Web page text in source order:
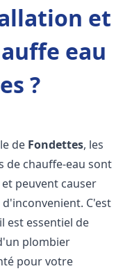
et
eau
?
de Fondettes, les
de chauffe-eau sont
peuvent causer
C'est
est essentiel de
plombier
pour votre